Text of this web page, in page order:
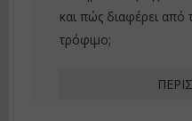
και πώς διαφέρει
τρόφιμο;